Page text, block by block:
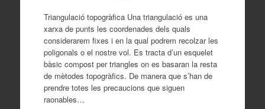
Triangulació topogràfica Una triangulació es una
xarxa de punts les coordenades dels quals
considerarem fixes i en la qual podrem recolzar les
poligonals o el nostre vol. Es tracta d’un esquelet
bàsic compost per triangles on es basaran la resta
de mètodes topogràfics. De manera que s’han de
prendre totes les precaucions que siguen
raonables…